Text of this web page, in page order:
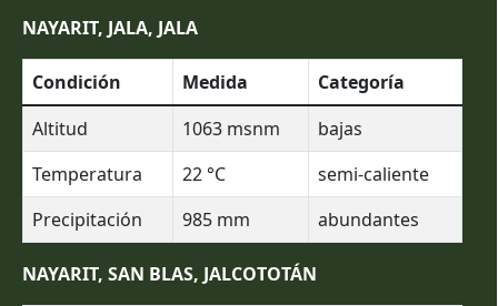
NAYARIT, JALA, JALA
Condición Medida
Categoría
Altitud
1063 msnm
bajas
Temperatura
22 °C
semi-caliente
Precipitación
985 mm abundantes
NAYARIT, SAN BLAS, JALCOTOTÁN